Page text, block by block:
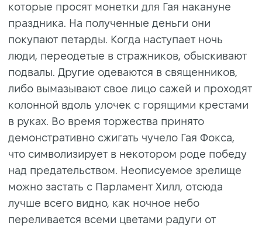
которые просят монетки для Гая накануне
праздника. На полученные деньги они
покупают петарды. Когда наступает ночь
люди, переодетые в стражников, обыскивают
подвалы. Другие одеваются в священников,
либо вымазывают свое лицо сажей и проходят
колонной вдоль улочек с горящими крестами
в руках. Во время торжества принято
демонстративно сжигать чучело Гая Фокса,
что символизирует в некотором роде победу
над предательством. Неописуемое зрелище
можно застать с Парламент Хилл, отсюда
лучше всего видно, как ночное небо
переливается всеми цветами радуги от